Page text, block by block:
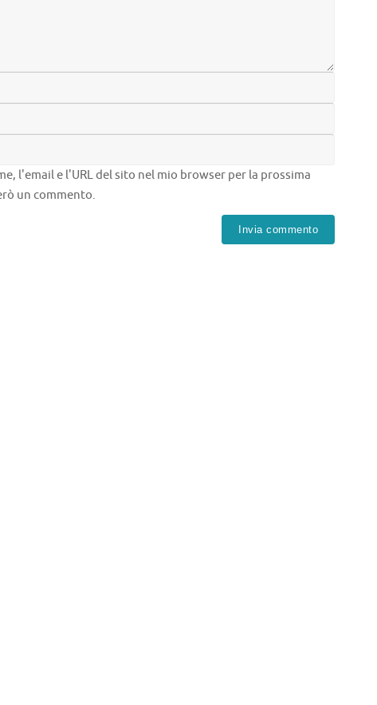
l'email e l'URL del sito nel mio browser per la prossima
un commento.